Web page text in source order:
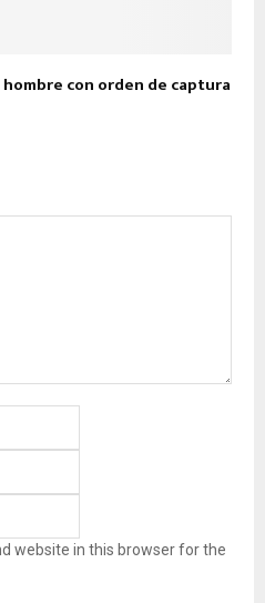
con orden de captura
website in this browser for the